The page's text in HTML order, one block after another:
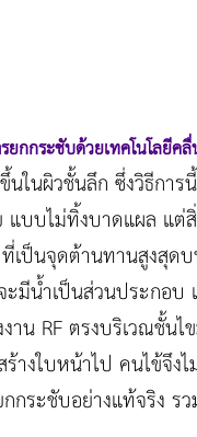
ยกกระชับด้วยเทคโนโลยีค
นในผิวชั้นลึก ซึ่งวิธีกา
แบบไม่ทิ้งบาดแผล แต่
เป็นจุดต้านทานสูงสุด
ะมีน้ำเป็นส่วนประกอ
าน RF ตรงบริเวณชั้น
ร้างใบหน้าไป คนไข้จึ
กระชับอย่างแท้จริง ร